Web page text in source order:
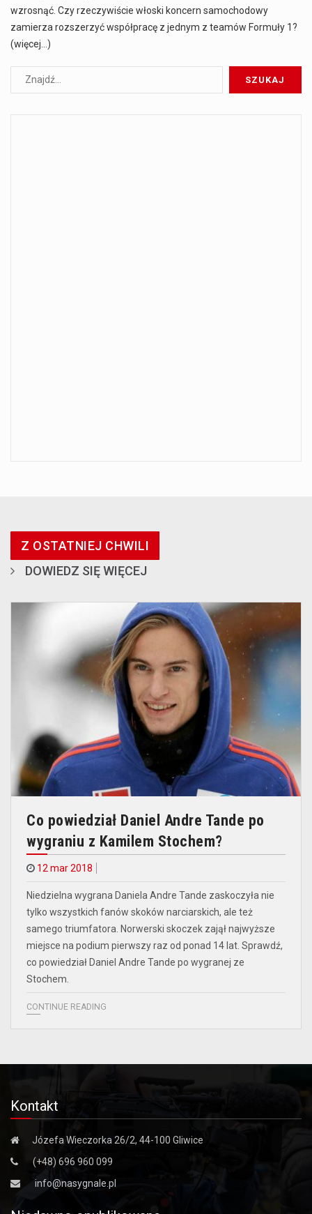
wzrosnąć. Czy rzeczywiście włoski koncern samochodowy
zamierza rozszerzyć współpracę z jednym z teamów Formuły 1?
(więcej…)
Z OSTATNIEJ CHWILI
DOWIEDZ SIĘ WIĘCEJ
Co powiedział Daniel Andre Tande po
wygraniu z Kamilem Stochem?
12 mar 2018
Niedzielna wygrana Daniela Andre Tande zaskoczyła nie
tylko wszystkich fanów skoków narciarskich, ale też
samego triumfatora. Norwerski skoczek zajął najwyższe
miejsce na podium pierwszy raz od ponad 14 lat. Sprawdź,
co powiedział Daniel Andre Tande po wygranej ze
Stochem.
CONTINUE READING
Kontakt
Józefa Wieczorka 26/2, 44-100 Gliwice
(+48) 696 960 099
info@nasygnale.pl